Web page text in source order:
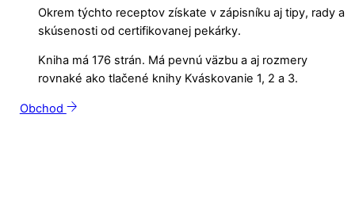
Okrem týchto receptov získate v zápisníku aj tipy, rady a
skúsenosti od certifikovanej pekárky.
Kniha má 176 strán. Má pevnú väzbu a aj rozmery
rovnaké ako tlačené knihy Kváskovanie 1, 2 a 3.
Obchod